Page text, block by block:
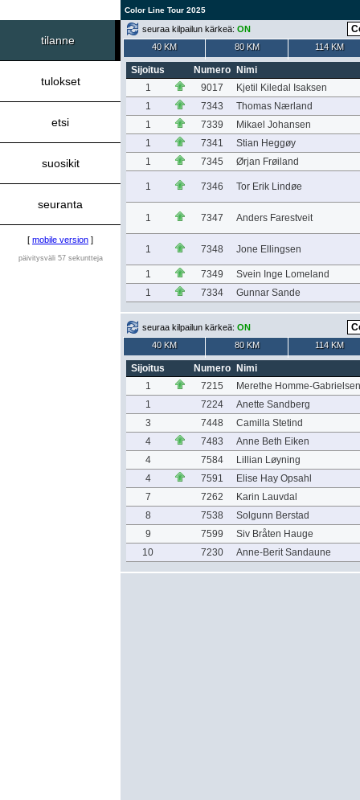
Color Line Tour 2025
tilanne
tulokset
etsi
suosikit
seuranta
[ mobile version ]
päivitysväli 57 sekuntteja
seuraa kilpailun kärkeä: ON
40 KM
80 KM 114 KM
Sijoitus Numero
Nimi
1
9017
Kjetil Kiledal Isaksen
1
7343
Thomas Nærland
1
7339
Mikael Johansen
1
7341
Stian Heggøy
1
7345 Ørjan Frøiland
1 7346 Tor Erik Lindøe
1 7347 Anders Farestveit
1 7348 Jone Ellingsen
1 7349
Svein Inge Lomeland
1
7334 Gunnar Sande
seuraa kilpailun kärkeä: ON
40 KM
80 KM 114 KM
Sijoitus Numero
Nimi
1
7215
Merethe Homme-Gabrielsen
1
7224
Anette Sandberg
3
7448
Camilla Stetind
4
7483
Anne Beth Eiken
4
7584
Lillian Løyning
4
7591
Elise Hay Opsahl
7
7262
Karin Lauvdal
8
7538
Solgunn Berstad
9
7599
Siv Bråten Hauge
10
7230 Anne-Berit Sandaune